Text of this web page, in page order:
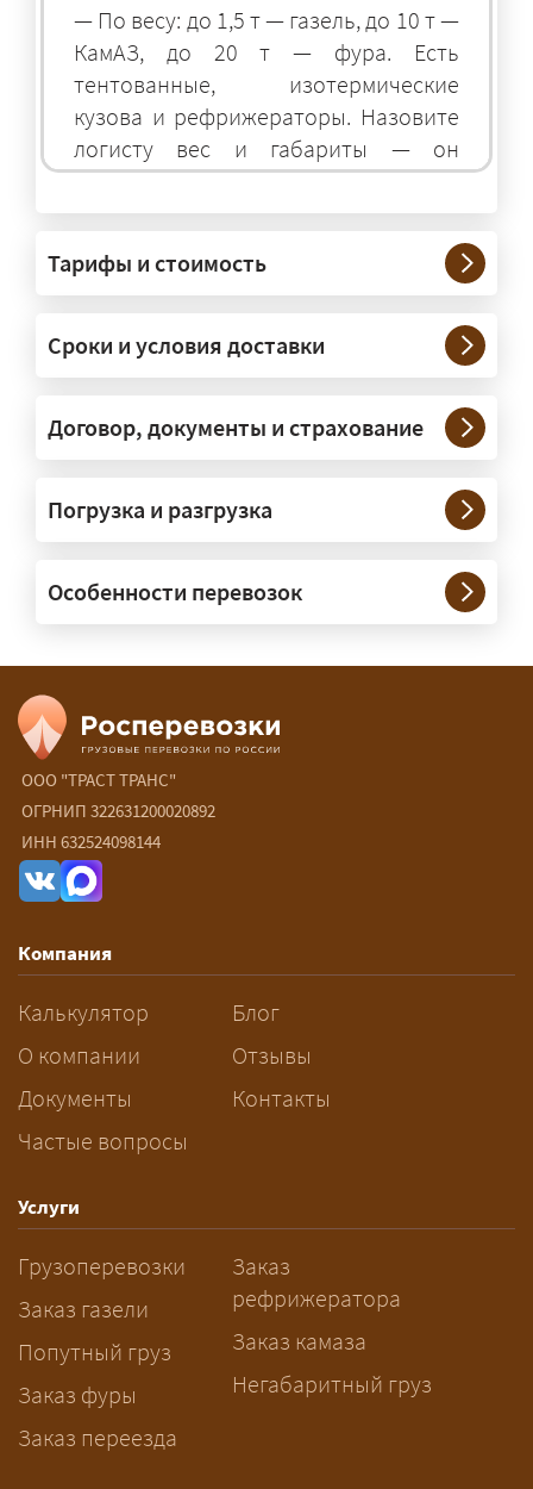
— По весу: до 1,5 т — газель, до 10 т —
КамАЗ, до 20 т — фура. Есть
тентованные, изотермические
кузова и рефрижераторы. Назовите
логисту вес и габариты — он
подберёт оптимальный транспорт.
— Штатно — от 100 кг до 20 тонн.
Мелкие партии едут догрузом,
крупные — отдельной машиной.
Тяжеловесы 30–90 т организуем
через проверенных партнёров.
России?
межгородних перевозках по всей
России (от 100 км). Груз едет от
адреса до адреса на одной машине,
Калининград и Крым берём грузы от
500 кг.
Есть ли сборные и попутные
перевозки?
— Да, для небольших грузов это
км: ваш груз едет в машине,
следующей по маршруту, а вы
платите только за своё место. Сроки
при этом дольше, чем у отдельной
машины.
Как заказать грузоперевозку?
— Оставьте заявку с маршрутом,
датой и параметрами груза — логист
рассчитает стоимость за 5–10 минут
и подберёт машину. Все условия и
цена фиксируются в договоре;
оплата после доставки, перед
выгрузкой.
Тарифы и стоимость
Сроки и условия доставки
Договор, документы и страхование
Погрузка и разгрузка
Особенности перевозок
ООО "ТРАСТ ТРАНС"
ОГРНИП 322631200020892
ИНН 632524098144
Компания
Калькулятор
О компании
Документы
Частые вопросы
Блог
Отзывы
Контакты
Услуги
Грузоперевозки
Заказ газели
Попутный груз
Заказ фуры
Заказ переезда
Заказ
рефрижератора
Заказ камаза
Негабаритный груз